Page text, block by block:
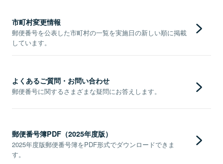
市町村変更情報
郵便番号を公表した市町村の一覧を実施日の新しい順に掲載
しています。
よくあるご質問・お問い合わせ
郵便番号に関するさまざまな疑問にお答えします。
郵便番号簿PDF（2025年度版）
2025年度版郵便番号簿をPDF形式でダウンロードできま
す。